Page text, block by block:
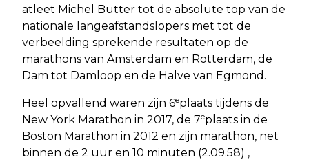
atleet Michel Butter tot de absolute top van de
nationale langeafstandslopers met tot de
verbeelding sprekende resultaten op de
marathons van Amsterdam en Rotterdam, de
Dam tot Damloop en de Halve van Egmond.
Heel opvallend waren zijn 6eplaats tijdens de
New York Marathon in 2017, de 7eplaats in de
Boston Marathon in 2012 en zijn marathon, net
binnen de 2 uur en 10 minuten (2.09.58) ,